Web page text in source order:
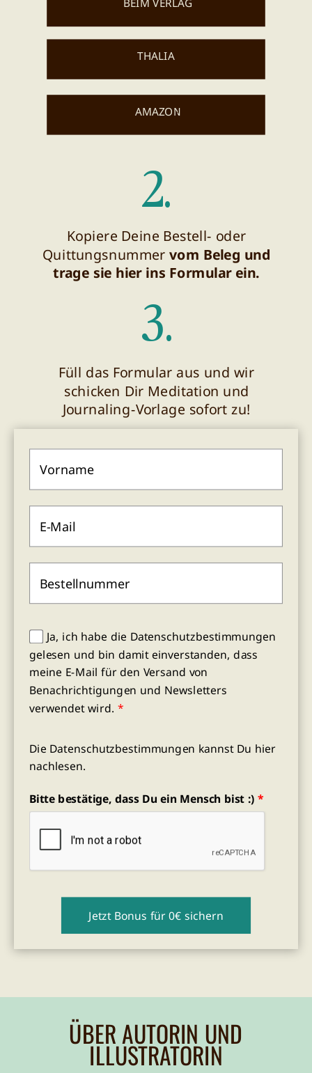
2.
Kopiere Deine Bestell- oder
Quittungsnummer vom Beleg und
trage sie hier ins Formular ein.
3.
Füll das Formular aus und wir
schicken Dir Meditation und
Journaling-Vorlage sofort zu!
THALIA
AMAZON
Ja, ich habe die Datenschutzbestimmungen
gelesen und bin damit einverstanden, dass
meine E-Mail für den Versand von
Benachrichtigungen und Newsletters
verwendet wird. *
Die Datenschutzbestimmungen kannst Du hier
nachlesen.
Bitte bestätige, dass Du ein Mensch bist :) *
Jetzt Bonus für 0€ sichern
ÜBER AUTORIN UND
ILLUSTRATORIN